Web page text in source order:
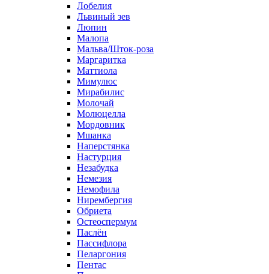
Лобелия
Львиный зев
Люпин
Малопа
Мальва/Шток-роза
Маргаритка
Маттиола
Мимулюс
Мирабилис
Молочай
Молюцелла
Мордовник
Мшанка
Наперстянка
Настурция
Незабудка
Немезия
Немофила
Нирембергия
Обриета
Остеоспермум
Паслён
Пассифлора
Пеларгония
Пентас